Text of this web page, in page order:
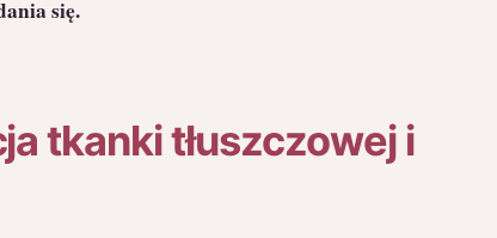
się.
tkanki tłuszczowej i